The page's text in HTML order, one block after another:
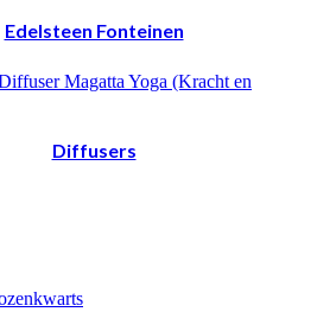
Edelsteen Fonteinen
Diffusers